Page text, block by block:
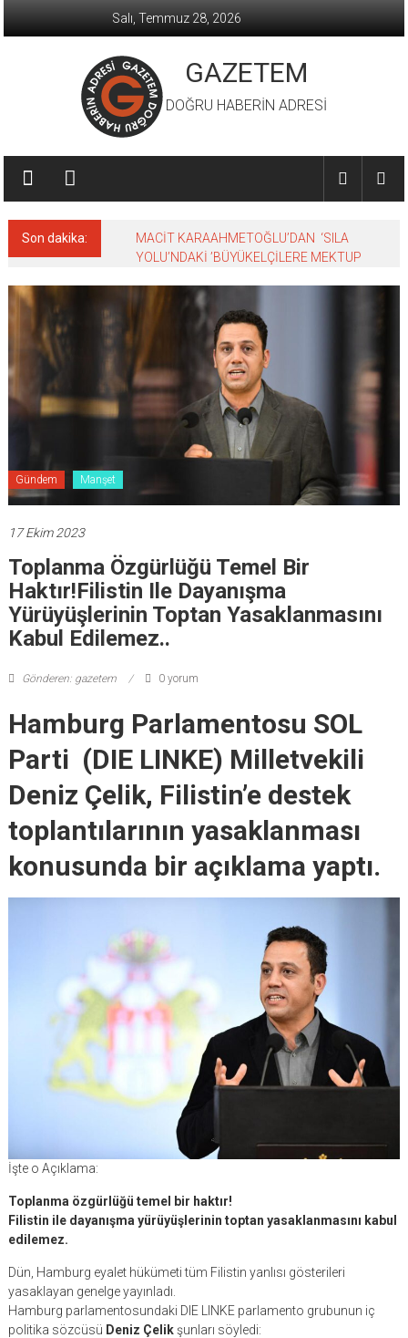
Salı, Temmuz 28, 2026
GAZETEM
DOĞRU HABERİN ADRESİ
Son dakika:
MACİT KARAAHMETOĞLU’DAN ‘SILA
YOLU’NDAKİ ’BÜYÜKELÇİLERE MEKTUP
Gündem Manşet
17 Ekim 2023
Toplanma Özgürlüğü Temel Bir
Haktır!Filistin Ile Dayanışma
Yürüyüşlerinin Toptan Yasaklanmasını
Kabul Edilemez..
Gönderen: gazetem 0 yorum
Hamburg Parlamentosu SOL
Parti (DIE LINKE) Milletvekili
Deniz Çelik, Filistin’e destek
toplantılarının yasaklanması
konusunda bir açıklama yaptı.
İşte o Açıklama:
Toplanma özgürlüğü temel bir haktır!
Filistin ile dayanışma yürüyüşlerinin toptan yasaklanmasını kabul
edilemez.
Dün, Hamburg eyalet hükümeti tüm Filistin yanlısı gösterileri
yasaklayan genelge yayınladı.
Hamburg parlamentosundaki DIE LINKE parlamento grubunun iç
politika sözcüsü Deniz Çelikşunları söyledi: